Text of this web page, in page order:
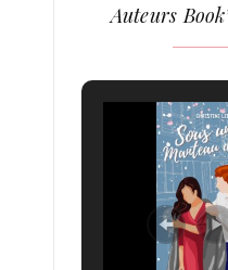
Auteurs